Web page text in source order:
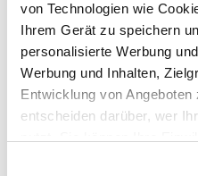
von Technologien wie
Ihrem Gerät zu speichern
personalisierte Werbung
Werbung und Inhalten,
Entwicklung von
entscheiden darüber, wer